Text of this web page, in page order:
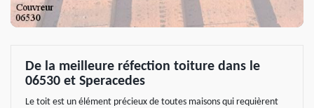
De la meilleure réfection toiture dans le
06530 et Speracedes
Le toit est un élément précieux de toutes maisons qui requièrent